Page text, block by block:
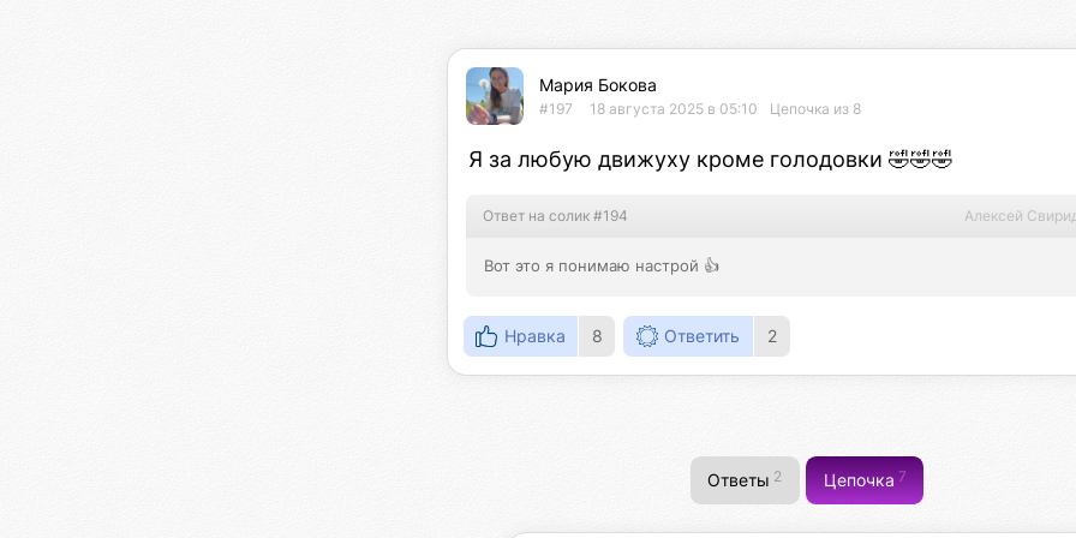
Мария Бокова
#197 18 августа 2025 в 05:10 Цепочка из 8
Я за любую движуху кроме голодовки 🤣🤣🤣
Ответ на солик #194 Алексей
Вот это я понимаю настрой 👍
Нравка 8 Ответить 2
Ответы2 Цепочка7